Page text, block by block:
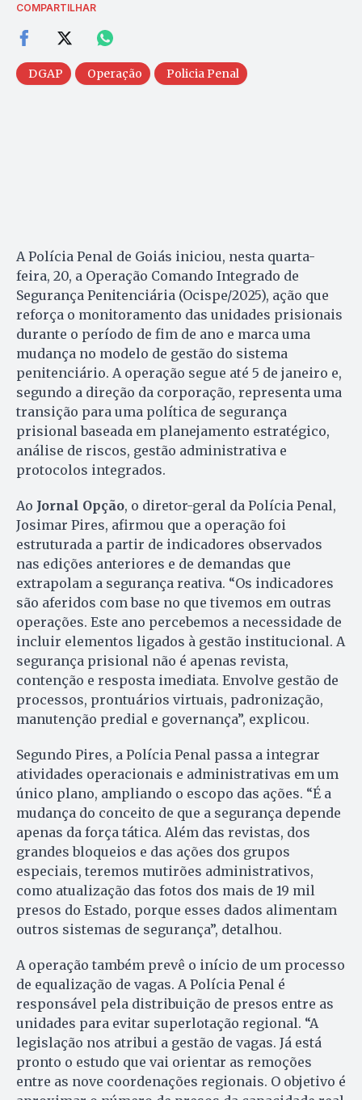
COMPARTILHAR
DGAP Operação Policia Penal
A Polícia Penal de Goiás iniciou, nesta quarta-
feira, 20, a Operação Comando Integrado de
Segurança Penitenciária (Ocispe/2025), ação que
reforça o monitoramento das unidades prisionais
durante o período de fim de ano e marca uma
mudança no modelo de gestão do sistema
penitenciário. A operação segue até 5 de janeiro e,
segundo a direção da corporação, representa uma
transição para uma política de segurança
prisional baseada em planejamento estratégico,
análise de riscos, gestão administrativa e
protocolos integrados.
Ao Jornal Opção, o diretor-geral da Polícia Penal,
Josimar Pires, afirmou que a operação foi
estruturada a partir de indicadores observados
nas edições anteriores e de demandas que
extrapolam a segurança reativa. “Os indicadores
são aferidos com base no que tivemos em outras
operações. Este ano percebemos a necessidade de
incluir elementos ligados à gestão institucional. A
segurança prisional não é apenas revista,
contenção e resposta imediata. Envolve gestão de
processos, prontuários virtuais, padronização,
manutenção predial e governança”, explicou.
Segundo Pires, a Polícia Penal passa a integrar
atividades operacionais e administrativas em um
único plano, ampliando o escopo das ações. “É a
mudança do conceito de que a segurança depende
apenas da força tática. Além das revistas, dos
grandes bloqueios e das ações dos grupos
especiais, teremos mutirões administrativos,
como atualização das fotos dos mais de 19 mil
presos do Estado, porque esses dados alimentam
outros sistemas de segurança”, detalhou.
A operação também prevê o início de um processo
de equalização de vagas. A Polícia Penal é
responsável pela distribuição de presos entre as
unidades para evitar superlotação regional. “A
legislação nos atribui a gestão de vagas. Já está
pronto o estudo que vai orientar as remoções
entre as nove coordenações regionais. O objetivo é